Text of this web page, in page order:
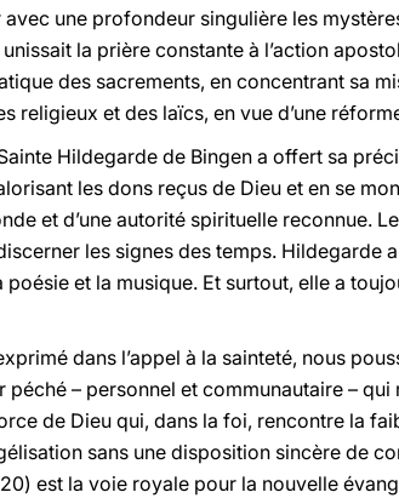
une profondeur singulière les
la prière constante à l’action
des sacrements, en concentrant sa
et des laïcs, en vue d’une
Hildegarde de Bingen a offert sa
les dons reçus de Dieu et en se
et d’une autorité spirituelle reconnue.
les signes des temps. Hildegarde
et la musique. Et surtout, elle a
dans l’appel à la sainteté, nous
– personnel et communautaire –
de Dieu qui, dans la foi, rencontre la
sans une disposition sincère de
est la voie royale pour la nouvelle